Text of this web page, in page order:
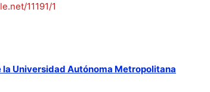
11191/1
Universidad Autónoma Metropolitana